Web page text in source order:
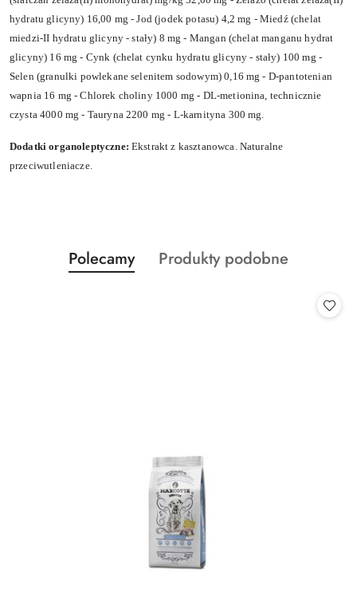
hydratu glicyny) 16,00 mg - Jod (jodek potasu) 4,2 mg - Miedź (chelat
miedzi-II hydratu glicyny - stały) 8 mg - Mangan (chelat manganu hydrat
glicyny) 16 mg - Cynk (chelat cynku hydratu glicyny - stały) 100 mg -
Selen (granulki powlekane selenitem sodowym) 0,16 mg - D-pantotenian
wapnia 16 mg - Chlorek choliny 1000 mg - DL-metionina, technicznie
czysta 4000 mg - Tauryna 2200 mg - L-karnityna 300 mg.
Dodatki organoleptyczne: Ekstrakt z kasztanowca. Naturalne
przeciwutleniacze.
Pomiń karuzelę produktów
Produkty
o
Polecamy
Produkty
Produkty podobne